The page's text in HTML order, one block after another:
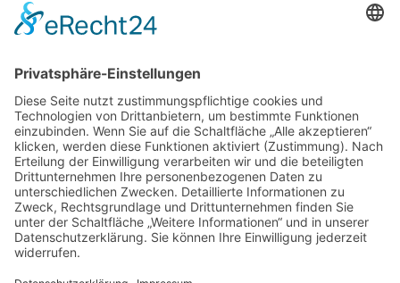
Wissenschaften-AG
Datenschutzerklärung
Website Administration